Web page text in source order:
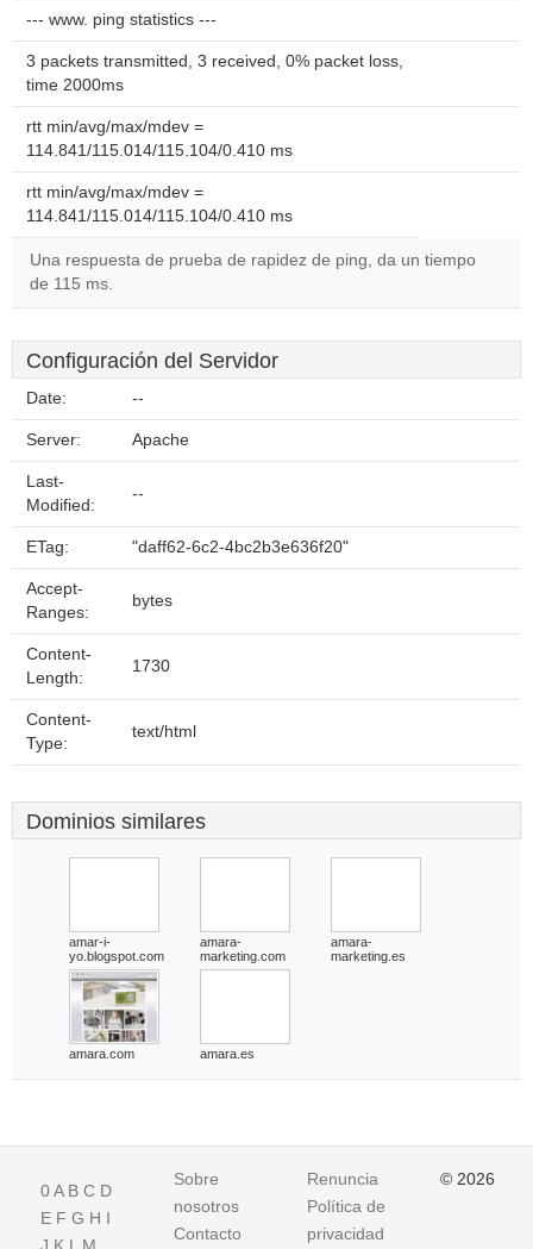
--- www. ping statistics ---
3 packets transmitted, 3 received, 0% packet loss,
time 2000ms
rtt min/avg/max/mdev =
114.841/115.014/115.104/0.410 ms
rtt min/avg/max/mdev =
114.841/115.014/115.104/0.410 ms
Una respuesta de prueba de rapidez de ping, da un tiempo
de 115 ms.
Configuración del Servidor
Date: --
Server: Apache
Last-
Modified:
--
ETag: "daff62-6c2-4bc2b3e636f20"
Accept-
Ranges:
bytes
Content-
Length:
1730
Content-
Type:
text/html
Dominios similares
amar-i-
yo.blogspot.com
amara-
marketing.com
amara-
marketing.es
amara.com amara.es
0A B C D
E F G H I
Sobre
nosotros
Contacto
Renuncia
Política de
privacidad
© 2026